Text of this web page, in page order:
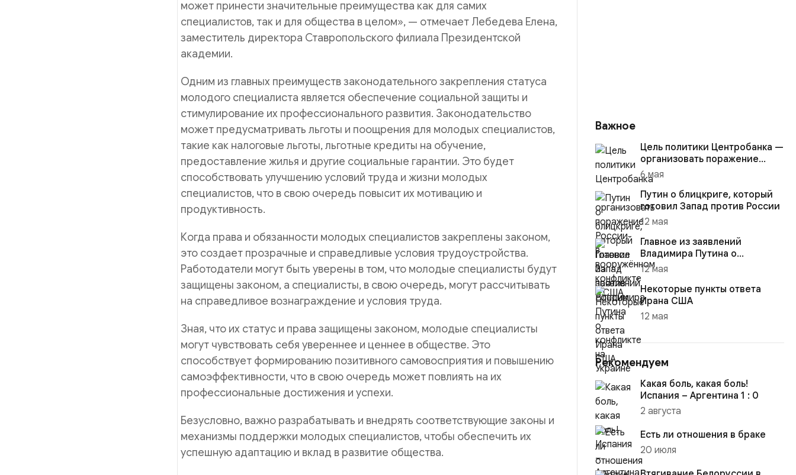
может принести значительные преимущества как для самих
специалистов, так и для общества в целом», — отмечает Лебедева Елена,
заместитель директора Ставропольского филиала Президентской
академии.
Одним из главных преимуществ законодательного закрепления статуса
молодого специалиста является обеспечение социальной защиты и
стимулирование их профессионального развития. Законодательство
может предусматривать льготы и поощрения для молодых специалистов,
такие как налоговые льготы, льготные кредиты на обучение,
предоставление жилья и другие социальные гарантии. Это будет
способствовать улучшению условий труда и жизни молодых
специалистов, что в свою очередь повысит их мотивацию и
продуктивность.
Когда права и обязанности молодых специалистов закреплены законом,
это создает прозрачные и справедливые условия трудоустройства.
Работодатели могут быть уверены в том, что молодые специалисты будут
защищены законом, а специалисты, в свою очередь, могут рассчитывать
на справедливое вознаграждение и условия труда.
Зная, что их статус и права защищены законом, молодые специалисты
могут чувствовать себя увереннее и ценнее в обществе. Это
способствует формированию позитивного самовосприятия и повышению
самоэффективности, что в свою очередь может повлиять на их
профессиональные достижения и успехи.
Безусловно, важно разрабатывать и внедрять соответствующие законы и
механизмы поддержки молодых специалистов, чтобы обеспечить их
успешную адаптацию и вклад в развитие общества.
Важное
Цель политики Центробанка —
организовать поражение
России в вооружённом
конфликте с США
6 мая
Путин о блицкриге, который
готовил Запад против России
12 мая
Главное из заявлений
Владимира Путина о
конфликте на Украине
12 мая
Некоторые пункты ответа
Ирана США
12 мая
Рекомендуем
Какая боль, какая боль!
Испания – Аргентина 1 : 0
2 августа
Есть ли отношения в браке
20 июля